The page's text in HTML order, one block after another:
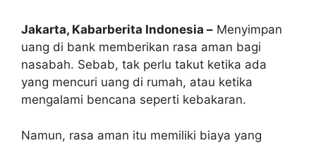
Jakarta, Kabarberita Indonesia – Menyimpan
uang di bank memberikan rasa aman bagi
nasabah. Sebab, tak perlu takut ketika ada
yang mencuri uang di rumah, atau ketika
mengalami bencana seperti kebakaran.
Namun, rasa aman itu memiliki biaya yang